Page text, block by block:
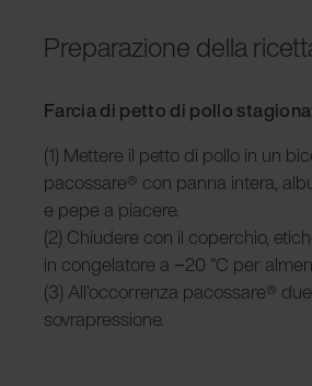
Preparazione della
Farcia di petto di pollo
(1) Mettere il petto di pollo in un
pacossare® con panna intera,
e pepe a piacere.
(2) Chiudere con il coperchio,
in congelatore a −20 °C per
(3) All’occorrenza pacossare®
sovrapressione.